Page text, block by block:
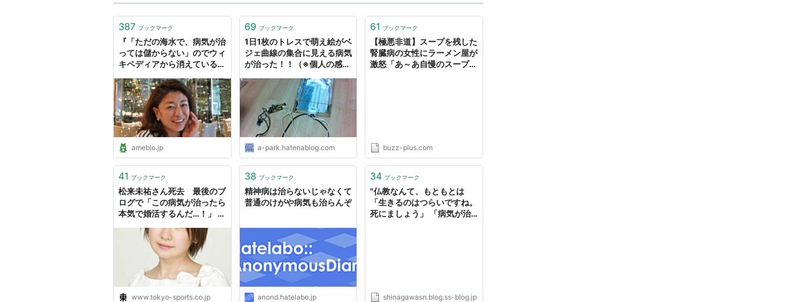
387 ブックマーク
『「ただの海水で、病気が治
っては儲からない」のでウィ
キペディアから消えている人
ameblo.jp
69 ブックマーク
1日1枚のトレスで萌え絵がベ
ジェ曲線の集合に見える病気
が治った！！（※個人の感想
a-park.hatenablog.com
61 ブックマーク
【極悪非道】スープを残した
腎臓病の女性にラーメン屋が
激怒「あ～あ自慢のスープ残
buzz-plus.com
41 ブックマーク
松来未祐さん死去 最後のブ
ログで「この病気が治ったら
本気で婚活するんだ…！」 |
www.tokyo-sports.co.jp
38 ブックマーク
精神病は治らないじゃなくて
普通のけがや病気も治らんぞ
anond.hatelabo.jp
34 ブックマーク
"仏教なんて、もともとは
「生きるのはつらいですね。
死にましょう」 「病気が治
川港南口1分 0367129474
shinagawasn.blog.ss-blog.jp